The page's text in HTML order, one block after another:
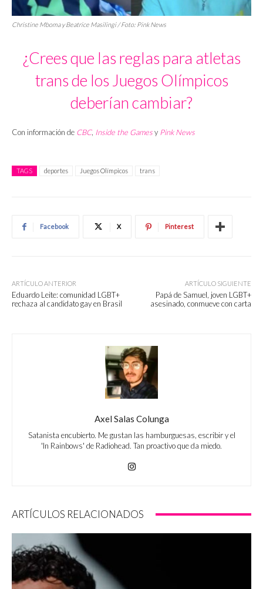
Christine Mboma y Beatrice Masilingi / Foto: Pink News
¿Crees que las reglas para atletas
trans de los Juegos Olímpicos
deberían cambiar?
Con información de CBC, Inside the Gamesy Pink News
TAGS deportes Juegos Olímpicos trans
Facebook X Pinterest
ARTÍCULO ANTERIOR
Eduardo Leite: comunidad LGBT+
rechaza al candidato gay en Brasil
ARTÍCULO SIGUIENTE
Papá de Samuel, joven LGBT+
asesinado, conmueve con carta
Axel Salas Colunga
Satanista encubierto. Me gustan las hamburguesas, escribir y el
'In Rainbows' de Radiohead. Tan proactivo que da miedo.
ARTÍCULOS RELACIONADOS